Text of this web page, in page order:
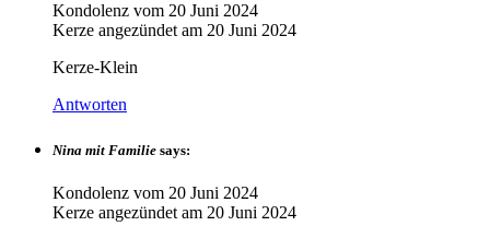
Kondolenz vom 20 Juni 2024
Kerze angezündet am 20 Juni 2024
Kerze-Klein
Antworten
Nina mit Familie says:
Kondolenz vom 20 Juni 2024
Kerze angezündet am 20 Juni 2024